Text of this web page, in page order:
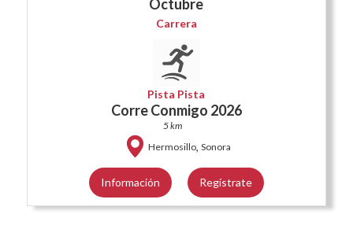
Octubre
Carrera
Pista Pista
Corre Conmigo 2026
5 km
Hermosillo, Sonora
Información Regístrate